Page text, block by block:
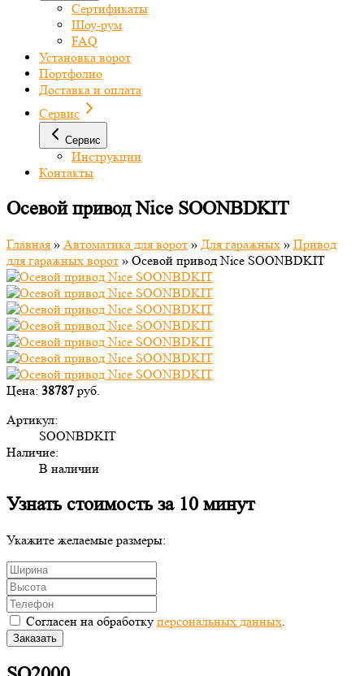
Сертификаты
Шоу-рум
FAQ
Установка ворот
Портфолио
Доставка и оплата
Сервис
Сервис
Инструкции
Контакты
Осевой привод Nice SOONBDKIT
Главная » Автоматика для ворот » Для гаражных » Привод
для гаражных ворот » Осевой привод Nice SOONBDKIT
Цена: 38787 руб.
Артикул:
SOONBDKIT
Наличие:
В наличии
Узнать стоимость за 10 минут
Укажите желаемые размеры:
Согласен на обработку персональных данных
Заказать